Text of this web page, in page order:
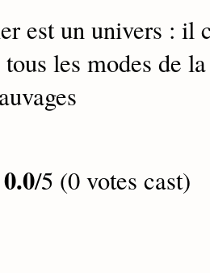
est un univers : il
les modes de
0.0/5 (0 votes cast)